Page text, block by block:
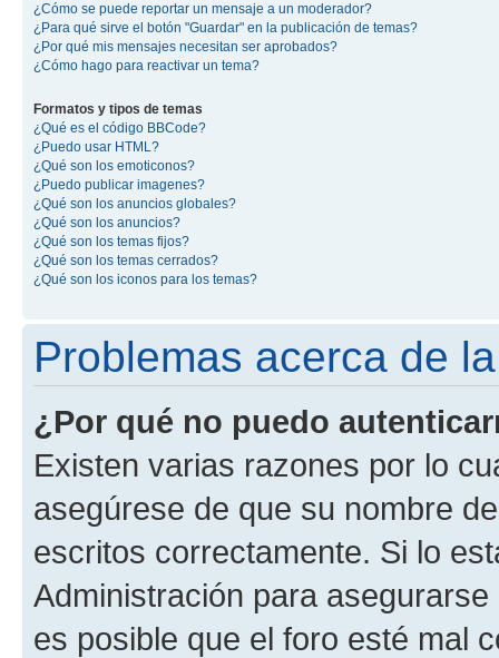
¿Cómo se puede reportar un mensaje a un moderador?
¿Para qué sirve el botón "Guardar" en la publicación de temas?
¿Por qué mis mensajes necesitan ser aprobados?
¿Cómo hago para reactivar un tema?
Formatos y tipos de temas
¿Qué es el código BBCode?
¿Puedo usar HTML?
¿Qué son los emoticonos?
¿Puedo publicar imagenes?
¿Qué son los anuncios globales?
¿Qué son los anuncios?
¿Qué son los temas fijos?
¿Qué son los temas cerrados?
¿Qué son los iconos para los temas?
Problemas acerca de
¿Por qué no puedo
Existen varias razones por lo
asegúrese de que su nombre
escritos correctamente. Si lo
Administración para
es posible que el foro esté mal